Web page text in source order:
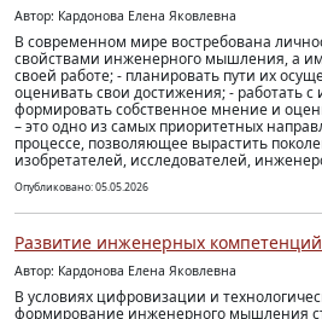
Автор: Кардонова Елена Яковлевна
В современном мире востребована
свойствами инженерного мышления, а
своей работе; - планировать пути их
оценивать свои достижения; - работать
формировать собственное мнение и
– это одно из самых приоритетных
процессе, позволяющее вырастить
изобретателей, исследователей,
Опубликовано: 05.05.2026
Развитие инженерных
Автор: Кардонова Елена Яковлевна
В условиях цифровизации и
формирование инженерного мышления